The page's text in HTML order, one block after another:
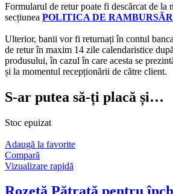
Formularul de retur poate fi descărcat de la
secțiunea POLITICA DE
Ulterior, banii vor fi returnați în contul
de retur în maxim 14 zile calendaristice
produsului, în cazul în care acesta se
și la momentul recepționării de către client.
S-ar putea să-ți placă și…
Stoc epuizat
Adaugă la favorite
Compară
Vizualizare rapidă